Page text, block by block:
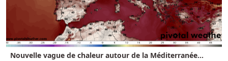
Nouvelle vague de chaleur autour de la Méditerranée...